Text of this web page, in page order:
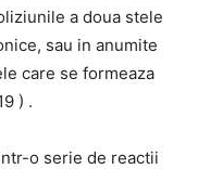
a doua stele
sau in anumite
care se formeaza
) .
o serie de reactii